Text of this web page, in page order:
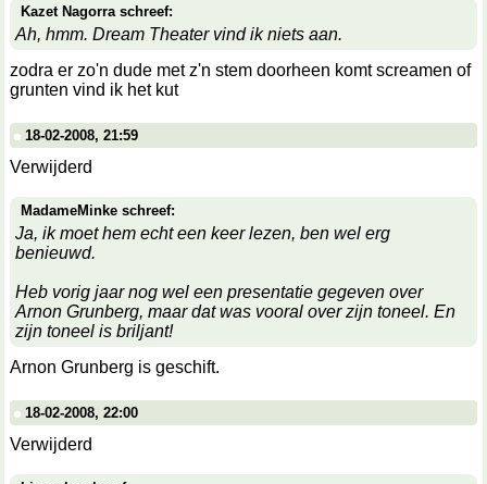
Kazet Nagorra schreef:
Ah, hmm. Dream Theater vind ik niets aan.
zodra er zo'n dude met z'n stem doorheen komt screamen of
grunten vind ik het kut
18-02-2008, 21:59
Verwijderd
MadameMinke schreef:
Ja, ik moet hem echt een keer lezen, ben wel erg
benieuwd.
Heb vorig jaar nog wel een presentatie gegeven over
Arnon Grunberg, maar dat was vooral over zijn toneel. En
zijn toneel is briljant!
Arnon Grunberg is geschift.
18-02-2008, 22:00
Verwijderd